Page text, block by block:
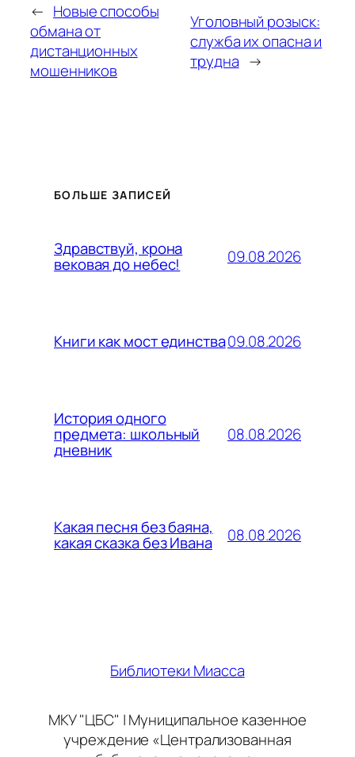
← Новые способы
обмана от
дистанционных
мошенников
Уголовный розыск:
служба их опасна и
трудна →
БОЛЬШЕ ЗАПИСЕЙ
Здравствуй, крона
вековая до небес! 09.08.2026
Книги как мост единства09.08.2026
История одного
предмета: школьный
дневник
08.08.2026
Какая песня без баяна,
какая сказка без Ивана 08.08.2026
Библиотеки Миасса
МКУ "ЦБС" | Муниципальное казенное
учреждение «Централизованная